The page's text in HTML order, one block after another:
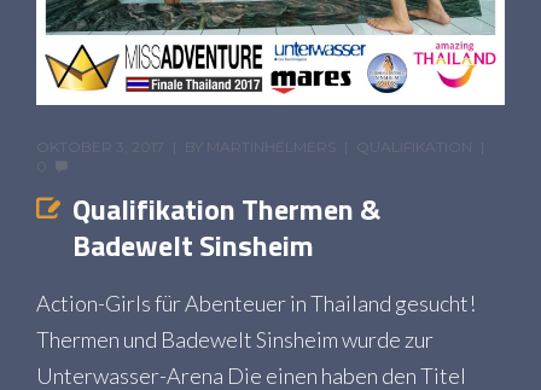
OKTOBER 3, 2017 BY MARTINHELMERS
QUALIFIKATION
Qualifikation Thermen &
Badewelt Sinsheim
Action-Girls für Abenteuer in Thailand gesucht!
Thermen und Badewelt Sinsheim wurde zur
Unterwasser-Arena Die einen haben den Titel